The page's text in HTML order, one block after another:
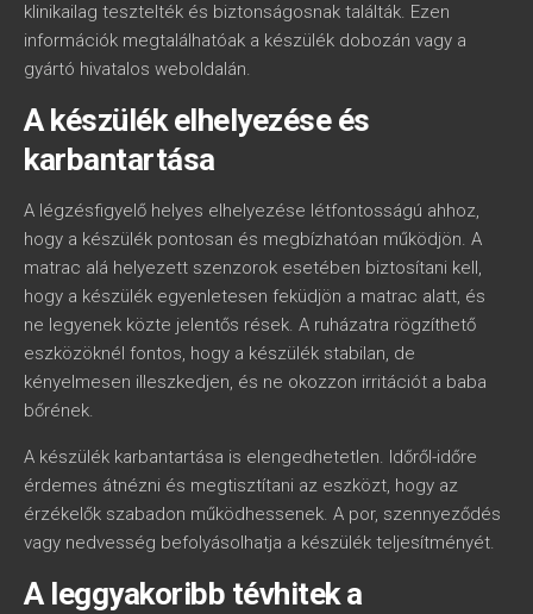
klinikailag tesztelték és biztonságosnak találták. Ezen
információk megtalálhatóak a készülék dobozán vagy a
gyártó hivatalos weboldalán.
A készülék elhelyezése és
karbantartása
A légzésfigyelő helyes elhelyezése létfontosságú ahhoz,
hogy a készülék pontosan és megbízhatóan működjön. A
matrac alá helyezett szenzorok esetében biztosítani kell,
hogy a készülék egyenletesen feküdjön a matrac alatt, és
ne legyenek közte jelentős rések. A ruházatra rögzíthető
eszközöknél fontos, hogy a készülék stabilan, de
kényelmesen illeszkedjen, és ne okozzon irritációt a baba
bőrének.
A készülék karbantartása is elengedhetetlen. Időről-időre
érdemes átnézni és megtisztítani az eszközt, hogy az
érzékelők szabadon működhessenek. A por, szennyeződés
vagy nedvesség befolyásolhatja a készülék teljesítményét.
A leggyakoribb tévhitek a